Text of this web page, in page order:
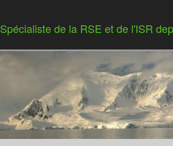
Spécialiste de la RSE et de l'ISR